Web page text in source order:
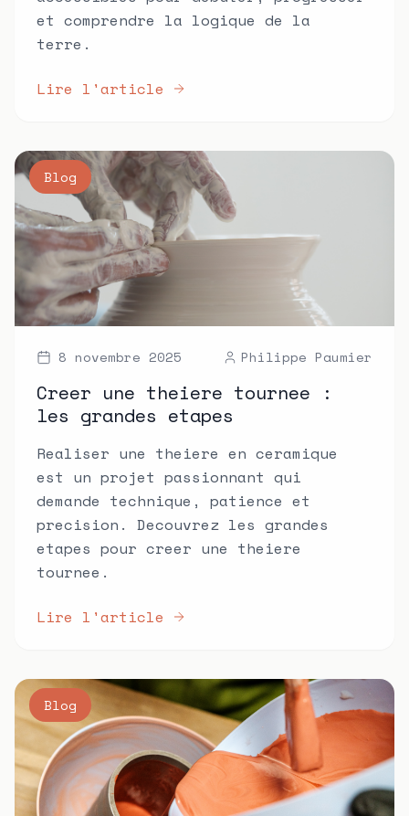
et comprendre la logique de la
terre.
Lire l'article
Blog
8 novembre 2025 Philippe Paumier
Creer une theiere tournee :
les grandes etapes
Realiser une theiere en ceramique
est un projet passionnant qui
demande technique, patience et
precision. Decouvrez les grandes
etapes pour creer une theiere
tournee.
Lire l'article
Blog